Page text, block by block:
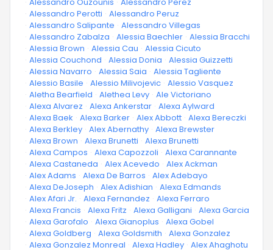
· Alessandro Perotti · Alessandro Peruz
· Alessandro Salipante · Alessandro Villegas
· Alessandro Zabalza · Alessia Baechler · Alessia Bracchi
· Alessia Brown · Alessia Cau · Alessia Cicuto
· Alessia Couchond · Alessia Donia · Alessia Guizzetti
· Alessia Navarro · Alessia Saia · Alessia Tagliente
· Alessio Basile · Alessio Milivojevic · Alessio Vasquez
· Aletha Bearfield · Alethea Levy · Ale Victoriano
· Alexa Alvarez · Alexa Ankerstar · Alexa Aylward
· Alexa Baek · Alexa Barker · Alex Abbott · Alexa Bereczki
· Alexa Berkley · Alex Abernathy · Alexa Brewster
· Alexa Brown · Alexa Brunetti · Alexa Brunetti
· Alexa Campos · Alexa Capozzoli · Alexa Carannante
· Alexa Castaneda · Alex Acevedo · Alex Ackman
· Alex Adams · Alexa De Barros · Alex Adebayo
· Alexa DeJoseph · Alex Adishian · Alexa Edmands
· Alex Afari Jr. · Alexa Fernandez · Alexa Ferraro
· Alexa Francis · Alexa Fritz · Alexa Galligani · Alexa Garcia
· Alexa Garofalo · Alexa Gianoplus · Alexa Gobel
· Alexa Goldberg · Alexa Goldsmith · Alexa Gonzalez
· Alexa Gonzalez Monreal · Alexa Hadley · Alex Ahaghotu